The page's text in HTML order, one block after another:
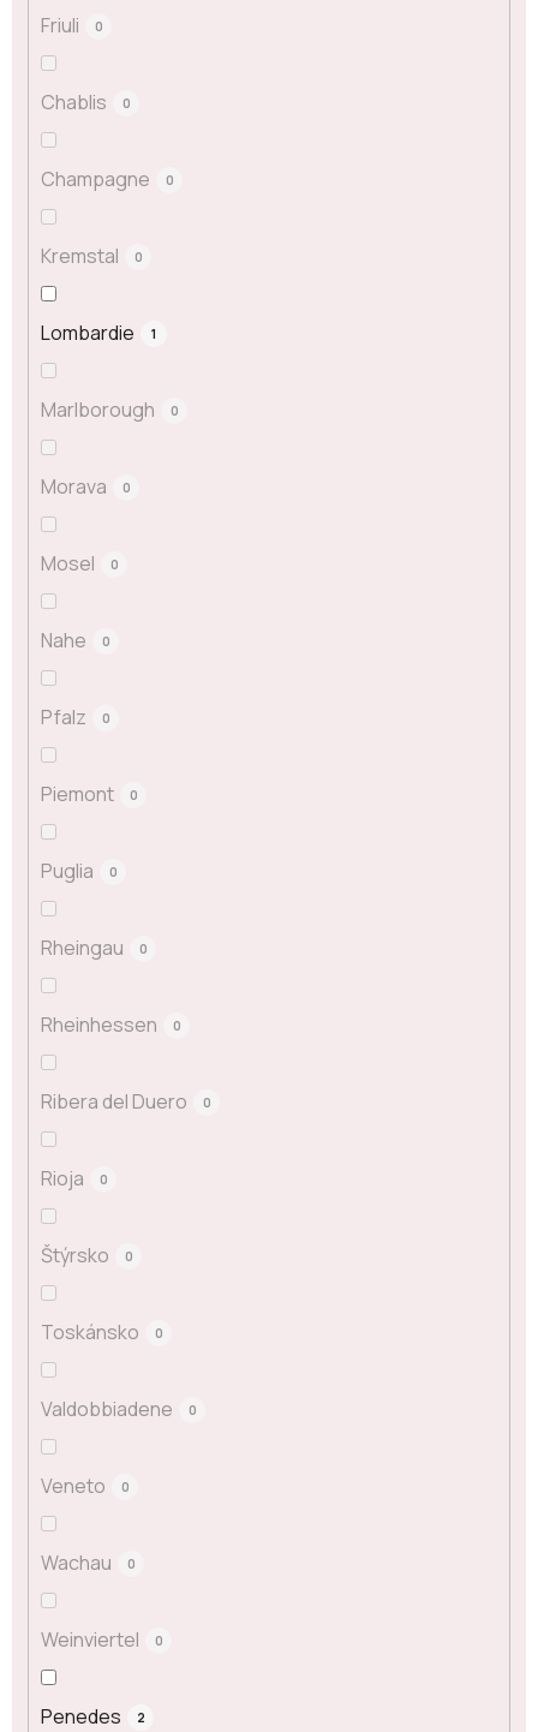
Friuli 0
Chablis 0
Champagne 0
Kremstal 0
Lombardie 1
Marlborough 0
Morava 0
Mosel 0
Nahe 0
Pfalz 0
Piemont 0
Puglia 0
Rheingau 0
Rheinhessen 0
Ribera del Duero 0
Rioja 0
Štýrsko 0
Toskánsko 0
Valdobbiadene 0
Veneto 0
Wachau 0
Weinviertel 0
Penedes 2